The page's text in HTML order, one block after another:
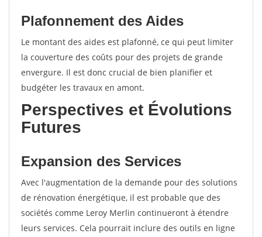
Plafonnement des Aides
Le montant des aides est plafonné, ce qui peut limiter
la couverture des coûts pour des projets de grande
envergure. Il est donc crucial de bien planifier et
budgéter les travaux en amont.
Perspectives et Évolutions
Futures
Expansion des Services
Avec l'augmentation de la demande pour des solutions
de rénovation énergétique, il est probable que des
sociétés comme Leroy Merlin continueront à étendre
leurs services. Cela pourrait inclure des outils en ligne